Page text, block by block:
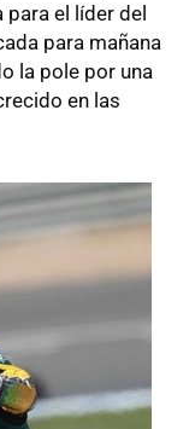
para el líder del
para mañana
la pole por una
en las